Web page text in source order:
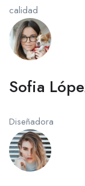
calidad
Sofia
Diseñadora